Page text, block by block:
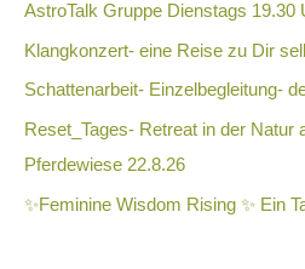
AstroTalk Gruppe Dienstags 19.30
Klangkonzert- eine Reise zu Dir
Schattenarbeit- Einzelbegleitung-
Reset_Tages- Retreat in der Natur
Pferdewiese 22.8.26
✨Feminine Wisdom Rising ✨ Ein